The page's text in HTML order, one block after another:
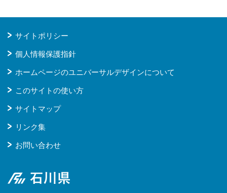
サイトポリシー
個人情報保護指針
ホームページのユニバーサルデザインについて
このサイトの使い方
サイトマップ
リンク集
お問い合わせ
石川県